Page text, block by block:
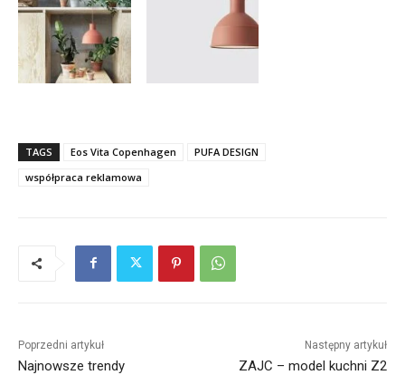
TAGS Eos Vita Copenhagen
PUFA DESIGN
współpraca reklamowa
Poprzedni artykuł
Najnowsze trendy
Następny artykuł
ZAJC – model kuchni Z2